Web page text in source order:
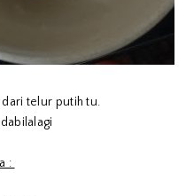
dari telur putih tu.
: